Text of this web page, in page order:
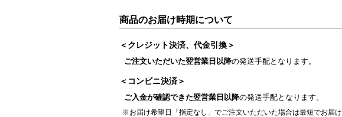
商品のお届け時期について
＜クレジット決済、代金引換＞
ご注文いただいた翌営業日以降の発送手配となります。
＜コンビニ決済＞
ご入金が確認できた翌営業日以降の発送手配となります。
※お届け希望日「指定なし」でご注文いただいた場合は最短でお届け